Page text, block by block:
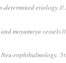
etiology //
moyamoya vessels
rophthalmology.